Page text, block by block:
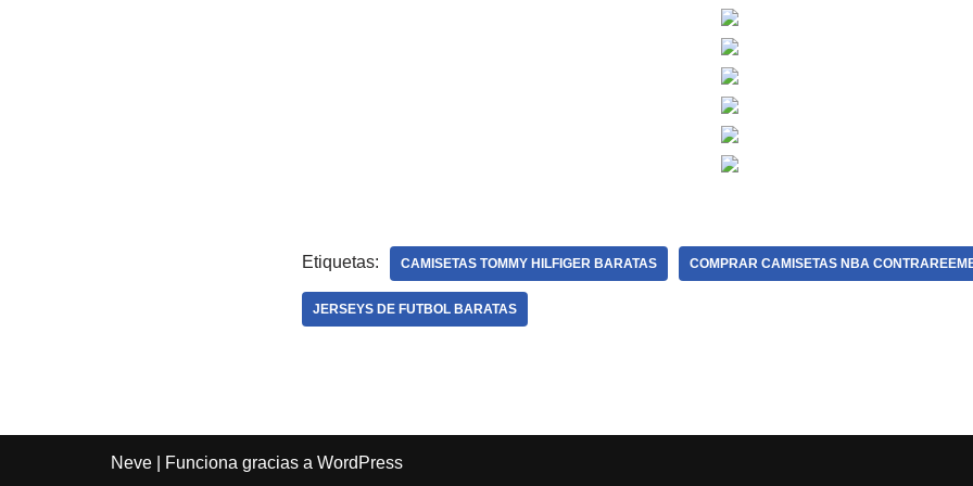
Etiquetas: CAMISETAS TOMMY HILFIGER BARATAS COMPRAR CAMISETAS NBA
JERSEYS DE FUTBOL BARATAS
Neve | Funciona gracias a WordPress